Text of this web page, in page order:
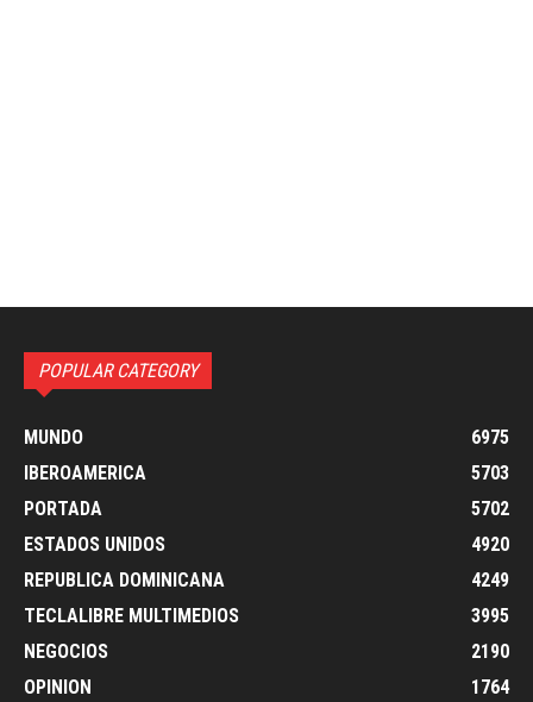
POPULAR CATEGORY
MUNDO
6975
IBEROAMERICA
5703
PORTADA
5702
ESTADOS UNIDOS
4920
REPUBLICA DOMINICANA
4249
TECLALIBRE MULTIMEDIOS
3995
NEGOCIOS
2190
OPINION
1764